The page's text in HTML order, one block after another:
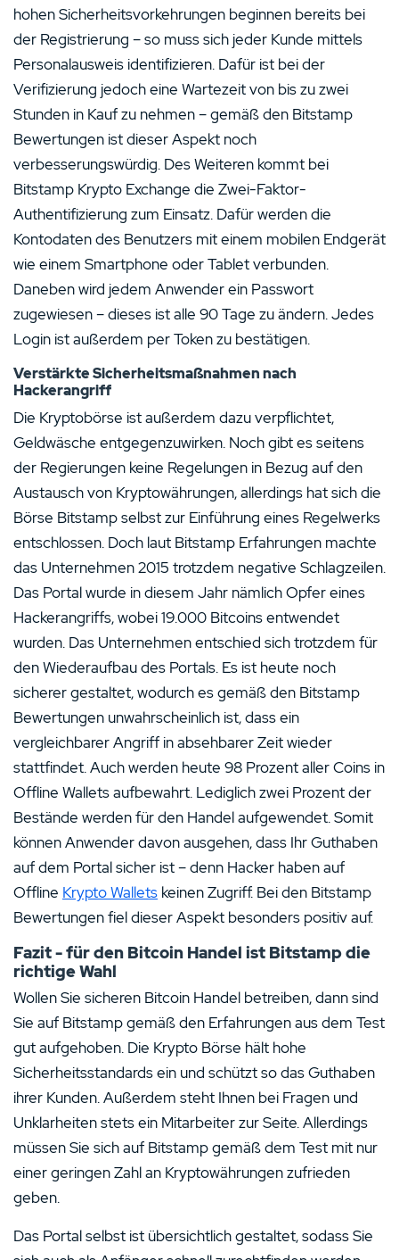
hohen Sicherheitsvorkehrungen beginnen bereits bei
der Registrierung – so muss sich jeder Kunde mittels
Personalausweis identifizieren. Dafür ist bei der
Verifizierung jedoch eine Wartezeit von bis zu zwei
Stunden in Kauf zu nehmen – gemäß den Bitstamp
Bewertungen ist dieser Aspekt noch
verbesserungswürdig. Des Weiteren kommt bei
Bitstamp Krypto Exchange die Zwei-Faktor-
Authentifizierung zum Einsatz. Dafür werden die
Kontodaten des Benutzers mit einem mobilen Endgerät
wie einem Smartphone oder Tablet verbunden.
Daneben wird jedem Anwender ein Passwort
zugewiesen – dieses ist alle 90 Tage zu ändern. Jedes
Login ist außerdem per Token zu bestätigen.
Verstärkte Sicherheitsmaßnahmen nach
Hackerangriff
Die Kryptobörse ist außerdem dazu verpflichtet,
Geldwäsche entgegenzuwirken. Noch gibt es seitens
der Regierungen keine Regelungen in Bezug auf den
Austausch von Kryptowährungen, allerdings hat sich die
Börse Bitstamp selbst zur Einführung eines Regelwerks
entschlossen. Doch laut Bitstamp Erfahrungen machte
das Unternehmen 2015 trotzdem negative Schlagzeilen.
Das Portal wurde in diesem Jahr nämlich Opfer eines
Hackerangriffs, wobei 19.000 Bitcoins entwendet
wurden. Das Unternehmen entschied sich trotzdem für
den Wiederaufbau des Portals. Es ist heute noch
sicherer gestaltet, wodurch es gemäß den Bitstamp
Bewertungen unwahrscheinlich ist, dass ein
vergleichbarer Angriff in absehbarer Zeit wieder
stattfindet. Auch werden heute 98 Prozent aller Coins in
Offline Wallets aufbewahrt. Lediglich zwei Prozent der
Bestände werden für den Handel aufgewendet. Somit
können Anwender davon ausgehen, dass Ihr Guthaben
auf dem Portal sicher ist – denn Hacker haben auf
Offline Krypto Wallets keinen Zugriff. Bei den Bitstamp
Bewertungen fiel dieser Aspekt besonders positiv auf.
Fazit - für den Bitcoin Handel ist Bitstamp die
richtige Wahl
Wollen Sie sicheren Bitcoin Handel betreiben, dann sind
Sie auf Bitstamp gemäß den Erfahrungen aus dem Test
gut aufgehoben. Die Krypto Börse hält hohe
Sicherheitsstandards ein und schützt so das Guthaben
ihrer Kunden. Außerdem steht Ihnen bei Fragen und
Unklarheiten stets ein Mitarbeiter zur Seite. Allerdings
müssen Sie sich auf Bitstamp gemäß dem Test mit nur
einer geringen Zahl an Kryptowährungen zufrieden
geben.
Das Portal selbst ist übersichtlich gestaltet, sodass Sie